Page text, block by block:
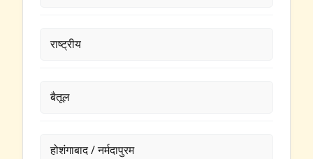
राष्ट्रीय
बैतूल
होशंगाबाद / नर्मदापुरम